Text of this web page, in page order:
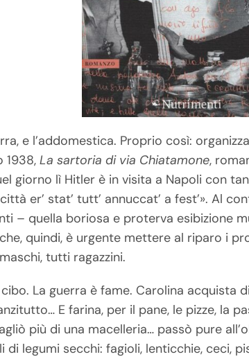
e l’addomestica. Proprio così:
1938,La sartoria di via Chiatamone,
giorno lì Hitler è in visita a Napoli con
er’ stat’ tutt’ annuccat’ a fest’». Al
– quella boriosa e proterva esibizione
quindi, è urgente mettere al riparo i
tutti ragazzini.
La guerra è fame. Carolina acquista
E farina, per il pane, le pizze, la
più di una macelleria… passò pure
legumi secchi: fagioli, lenticchie, ceci,